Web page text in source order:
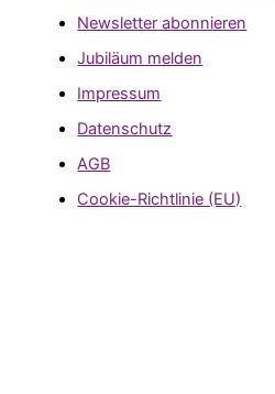
Newsletter abonnieren
Jubiläum melden
Impressum
Datenschutz
AGB
Cookie-Richtlinie (EU)